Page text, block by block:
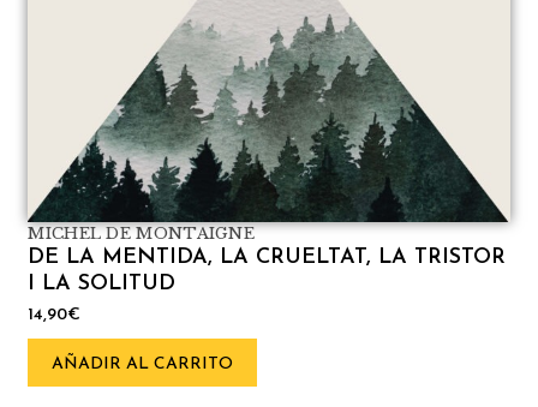
MICHEL DE MONTAIGNE
DE LA MENTIDA, LA CRUELTAT, LA TRISTOR
I LA SOLITUD
14,90€
AÑADIR AL CARRITO